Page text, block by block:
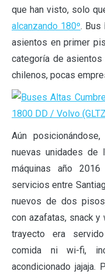
que han visto, solo
alcanzando 180º. Bus
asientos en primer
categoría de
chilenos, pocas
Aún
nuevas unidades de
máquinas año
servicios entre
nuevos de dos
con azafatas, snack
trayecto era
comida ni wi-fi,
acondicionado jajaja.